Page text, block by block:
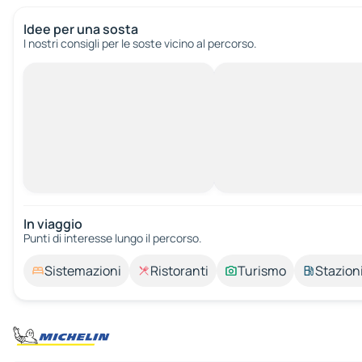
Idee per una sosta
I nostri consigli per le soste vicino al percorso.
In viaggio
Punti di interesse lungo il percorso.
Sistemazioni Ristoranti Turismo